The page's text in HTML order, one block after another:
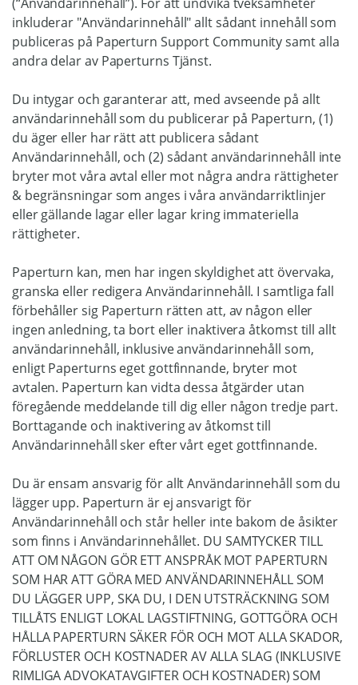
inkluderar "Användarinnehåll" allt sådant innehåll som
publiceras på Paperturn Support Community samt alla
andra delar av Paperturns Tjänst.
Du intygar och garanterar att, med avseende på allt
användarinnehåll som du publicerar på Paperturn, (1)
du äger eller har rätt att publicera sådant
Användarinnehåll, och (2) sådant användarinnehåll inte
bryter mot våra avtal eller mot några andra rättigheter
& begränsningar som anges i våra användarriktlinjer
eller gällande lagar eller lagar kring immateriella
rättigheter.
Paperturn kan, men har ingen skyldighet att övervaka,
granska eller redigera Användarinnehåll. I samtliga fall
förbehåller sig Paperturn rätten att, av någon eller
ingen anledning, ta bort eller inaktivera åtkomst till allt
användarinnehåll, inklusive användarinnehåll som,
enligt Paperturns eget gottfinnande, bryter mot
avtalen. Paperturn kan vidta dessa åtgärder utan
föregående meddelande till dig eller någon tredje part.
Borttagande och inaktivering av åtkomst till
Användarinnehåll sker efter vårt eget gottfinnande.
Du är ensam ansvarig för allt Användarinnehåll som du
lägger upp. Paperturn är ej ansvarigt för
Användarinnehåll och står heller inte bakom de åsikter
som finns i Användarinnehållet. DU SAMTYCKER TILL
ATT OM NÅGON GÖR ETT ANSPRÅK MOT PAPERTURN
SOM HAR ATT GÖRA MED ANVÄNDARINNEHÅLL SOM
DU LÄGGER UPP, SKA DU, I DEN UTSTRÄCKNING SOM
TILLÅTS ENLIGT LOKAL LAGSTIFTNING, GOTTGÖRA OCH
HÅLLA PAPERTURN SÄKER FÖR OCH MOT ALLA SKADOR,
FÖRLUSTER OCH KOSTNADER AV ALLA SLAG (INKLUSIVE
RIMLIGA ADVOKATAVGIFTER OCH KOSTNADER) SOM